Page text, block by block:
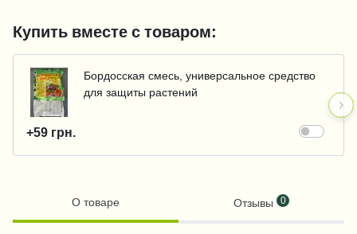
Купить вместе с товаром:
Бордосская смесь, универсальное средство
для защиты растений
+59 грн.
О товаре Отзывы 0